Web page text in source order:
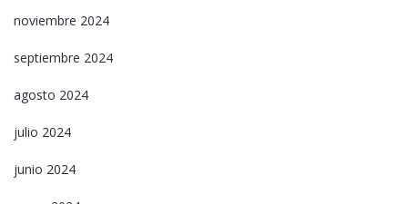
noviembre 2024
septiembre 2024
agosto 2024
julio 2024
junio 2024